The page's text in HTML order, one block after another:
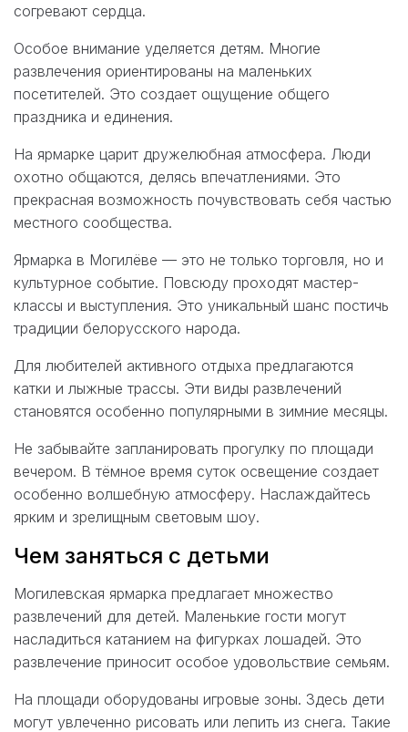
согревают сердца.
Особое внимание уделяется детям. Многие
развлечения ориентированы на маленьких
посетителей. Это создает ощущение общего
праздника и единения.
На ярмарке царит дружелюбная атмосфера. Люди
охотно общаются, делясь впечатлениями. Это
прекрасная возможность почувствовать себя частью
местного сообщества.
Ярмарка в Могилёве — это не только торговля, но и
культурное событие. Повсюду проходят мастер-
классы и выступления. Это уникальный шанс постичь
традиции белорусского народа.
Для любителей активного отдыха предлагаются
катки и лыжные трассы. Эти виды развлечений
становятся особенно популярными в зимние месяцы.
Не забывайте запланировать прогулку по площади
вечером. В тёмное время суток освещение создает
особенно волшебную атмосферу. Наслаждайтесь
ярким и зрелищным световым шоу.
Чем заняться с детьми
Могилевская ярмарка предлагает множество
развлечений для детей. Маленькие гости могут
насладиться катанием на фигурках лошадей. Это
развлечение приносит особое удовольствие семьям.
На площади оборудованы игровые зоны. Здесь дети
могут увлеченно рисовать или лепить из снега. Такие